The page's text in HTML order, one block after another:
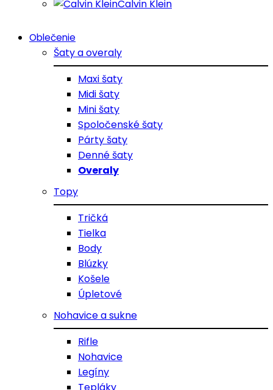
Calvin Klein
Oblečenie
Šaty a overaly
Maxi šaty
Midi šaty
Mini šaty
Spoločenské šaty
Párty šaty
Denné šaty
Overaly
Topy
Tričká
Tielka
Body
Blúzky
Košele
Úpletové
Nohavice a sukne
Rifle
Nohavice
Legíny